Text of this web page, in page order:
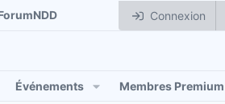
Connexion
Événements Membres Premium